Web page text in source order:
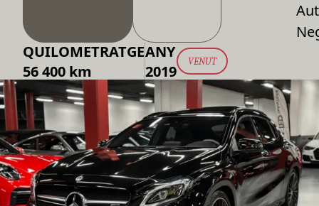
QUILOMETRATGE
56 400 km
ANY
2019
VENUT